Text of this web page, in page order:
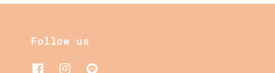
Follow us